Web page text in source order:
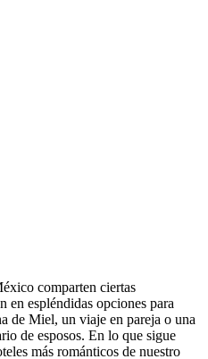
comparten ciertas
en espléndidas opciones para
de Miel, un viaje en pareja o una
de esposos. En lo que sigue
más románticos de nuestro